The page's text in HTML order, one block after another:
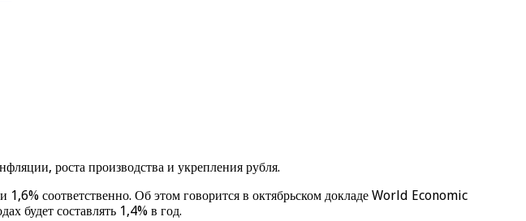
роста производства и укрепления рубля.
соответственно. Об этом говорится в октябрьском докладе World Economic
будет составлять 1,4% в год.